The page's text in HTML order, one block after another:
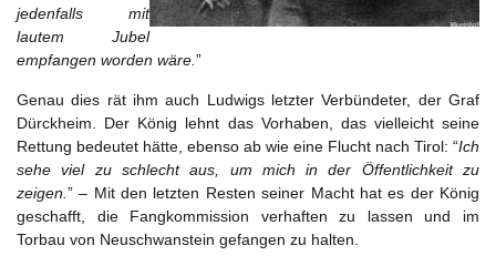
jedenfalls mit
lautem Jubel
empfangen worden wäre. ”
Genau dies rät ihm auch Ludwigs letzter Verbündeter, der Graf
Dürckheim. Der König lehnt das Vorhaben, das vielleicht seine
Rettung bedeutet hätte, ebenso ab wie eine Flucht nach Tirol: “Ich
sehe viel zu schlecht aus, um mich in der Öffentlichkeit zu
zeigen. ” – Mit den letzten Resten seiner Macht hat es der König
geschafft, die Fangkommission verhaften zu lassen und im
Torbau von Neuschwanstein gefangen zu halten.